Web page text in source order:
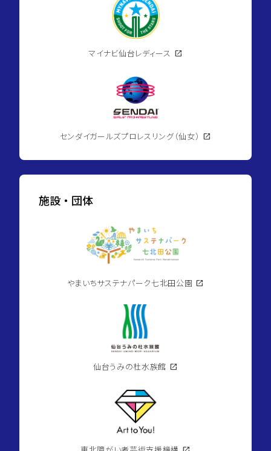
マイナビ仙台レディース open_in_new
センダイガールズプロレスリング（仙女） open_in_new
施設・団体
やまいちサステナパーク七北田公園 open_in_new
仙台うみの杜水族館 open_in_new